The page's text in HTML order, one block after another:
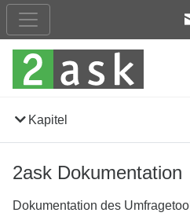
Kapitel
2ask Dokumentation
Dokumentation des Umfragetool